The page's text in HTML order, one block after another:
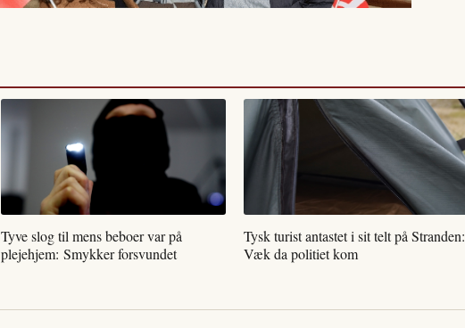
Tyve slog til mens beboer var på
plejehjem: Smykker forsvundet
Tysk turist antastet i sit telt på Stranden:
Væk da politiet kom